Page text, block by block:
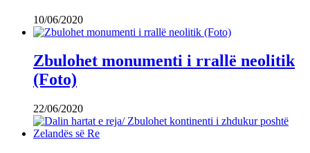
10/06/2020
Zbulohet monumenti i rrallë neolitik
(Foto)
22/06/2020